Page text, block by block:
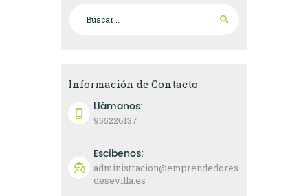
Información de Contacto
Llámanos:
955226137
Escíbenos:
administracion@emprendedores
desevilla.es